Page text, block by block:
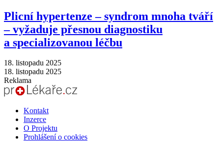
Plicní hypertenze –⁠ syndrom mnoha tváří
–⁠ vyžaduje přesnou diagnostiku
a specializovanou léčbu
18. listopadu 2025
18. listopadu 2025
Reklama
Kontakt
Inzerce
O Projektu
Prohlášení o cookies